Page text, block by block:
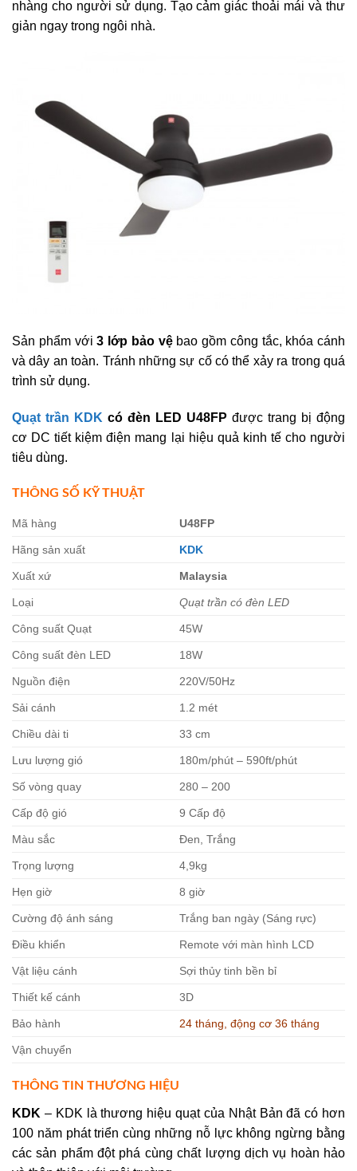
nhàng cho người sử dụng. Tạo cảm giác thoải mái và thư
giản ngay trong ngôi nhà.
Sản phẩm với3 lớp bảo vệbao gồm công tắc, khóa cánh
và dây an toàn. Tránh những sự cố có thể xảy ra trong quá
trình sử dụng.
Quạt trần KDK có đèn LED U48FP được trang bị động
cơ DC tiết kiệm điện mang lại hiệu quả kinh tế cho người
tiêu dùng.
THÔNG SỐ KỸ THUẬT
Mã hàng U48FP
Hãng sản xuất KDK
Xuất xứ Malaysia
Loại Quạt trần có đèn LED
Công suất Quạt 45W
Công suất đèn LED 18W
Nguồn điện 220V/50Hz
Sải cánh 1.2 mét
Chiều dài ti 33 cm
Lưu lượng gió 180m/phút – 590ft/phút
Số vòng quay 280 – 200
Cấp độ gió 9 Cấp độ
Màu sắc Đen, Trắng
Trọng lượng 4,9kg
Hẹn giờ 8 giờ
Cường độ ánh sáng Trắng ban ngày (Sáng rực)
Điều khiển Remote với màn hình LCD
Vật liệu cánh Sợi thủy tinh bền bỉ
Thiết kế cánh 3D
Bảo hành 24 tháng, động cơ 36 tháng
Vận chuyển
THÔNG TIN THƯƠNG HIỆU
KDK – KDK là thương hiệu quạt của Nhật Bản đã có hơn
100 năm phát triển cùng những nỗ lực không ngừng bằng
các sản phẩm đột phá cùng chất lượng dịch vụ hoàn hảo